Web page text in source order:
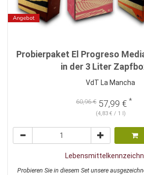
Angebot
Probierpaket El Progreso
in der 3 Liter
VdT La Mancha
60,96 € 57,99 € *
(4,83 € / 1 l)
Probieren Sie in diesem Set unsere